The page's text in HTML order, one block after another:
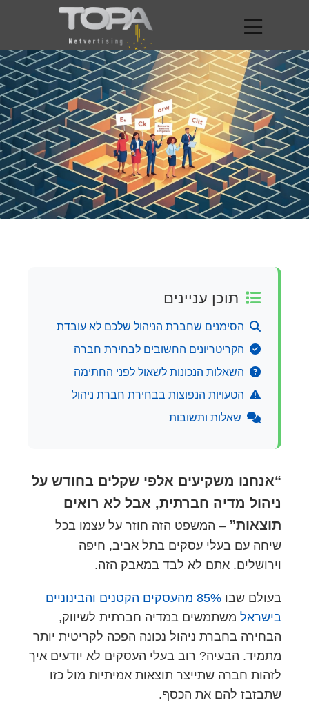
תוכן עניינים
הסימנים שחברת הניהול שלכם לא עובדת
הקריטריונים החשובים לבחירת חברה
השאלות הנכונות לשאול לפני החתימה
הטעויות הנפוצות בבחירת חברת ניהול
שאלות ותשובות
“אנחנו משקיעים אלפי שקלים בחודש על
ניהול מדיה חברתית, אבל לא רואים
תוצאות” – המשפט הזה חוזר על עצמו בכל
שיחה עם בעלי עסקים בתל אביב, חיפה
וירושלים. אתם לא לבד במאבק הזה.
בעולם שבו
85% מהעסקים הקטנים והבינוניים
בישראל משתמשים במדיה חברתית לשיווק,
הבחירה בחברת ניהול נכונה הפכה לקריטית יותר
מתמיד. הבעיה? רוב בעלי העסקים לא יודעים איך
לזהות חברה שתייצר תוצאות אמיתיות מול כזו
שתבזבז להם את הכסף.